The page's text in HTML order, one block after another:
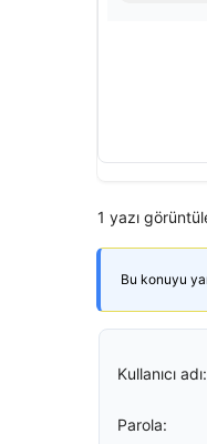
1 yazı
Bu konuyu
Kullanıcı adı:
Parola: